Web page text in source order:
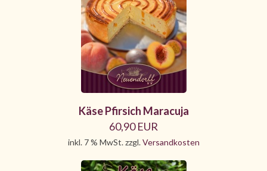
Käse Pfirsich Maracuja
60,90 EUR
inkl. 7 % MwSt. zzgl.Versandkosten